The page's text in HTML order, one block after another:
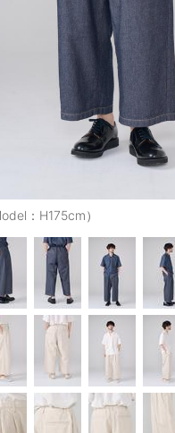
: ニット
: シャツ
: アウター
SKIRT : パンツ・スカート
トップス
: アウター
ウトレット
: メンズ
: レディース
録
：H175cm）